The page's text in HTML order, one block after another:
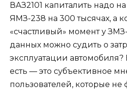
ВАЗ2101 капиталить надо на
ЯМЗ-238 на 300 тысячах, а
«счастливый» момент у
данных можно судить о
эксплуатации автомобиля?
есть — это субъективное
пользователей, которые не